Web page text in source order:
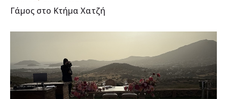
Γάμος στο Κτήμα Χατζή